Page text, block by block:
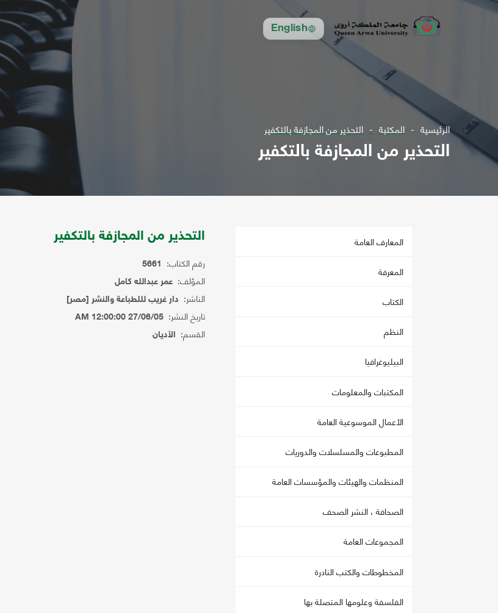
English
الرئيسية المكتبة التحذير من المجازفة بالتكفير
التحذير من المجازفة بالتكفير
المعارف العامة
المعرفة
الكتاب
النظم
البيليوغرافيا
المكتبات والمعلومات
الأعمال الموسوعية العامة
المطبوعات والمسلسلات والدوريات
المنظمات والهيئات والمؤسسات العامة
الصحافة ، النشر الصحف
المجموعات العامة
المخطوطات والكتب النادرة
الفلسفة وعلومها المتصلة بها
التحذير من المجازفة بالتكفير
رقم الكتاب: 5661
المؤلف: عمر عبدالله كامل
الناشر: دار غريب لللطباعة والنشر [مصر]
تاريخ النشر: 27/06/05 12:00:00 AM
القسم: الأديان